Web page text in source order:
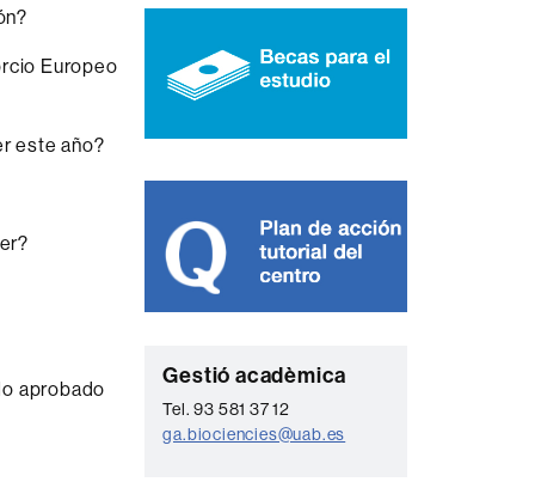
Europeo
este año?
aprobado
C
o
n
Gestió acadèmica
Tel. 93 581 37 12
ga.biociencies@uab.es